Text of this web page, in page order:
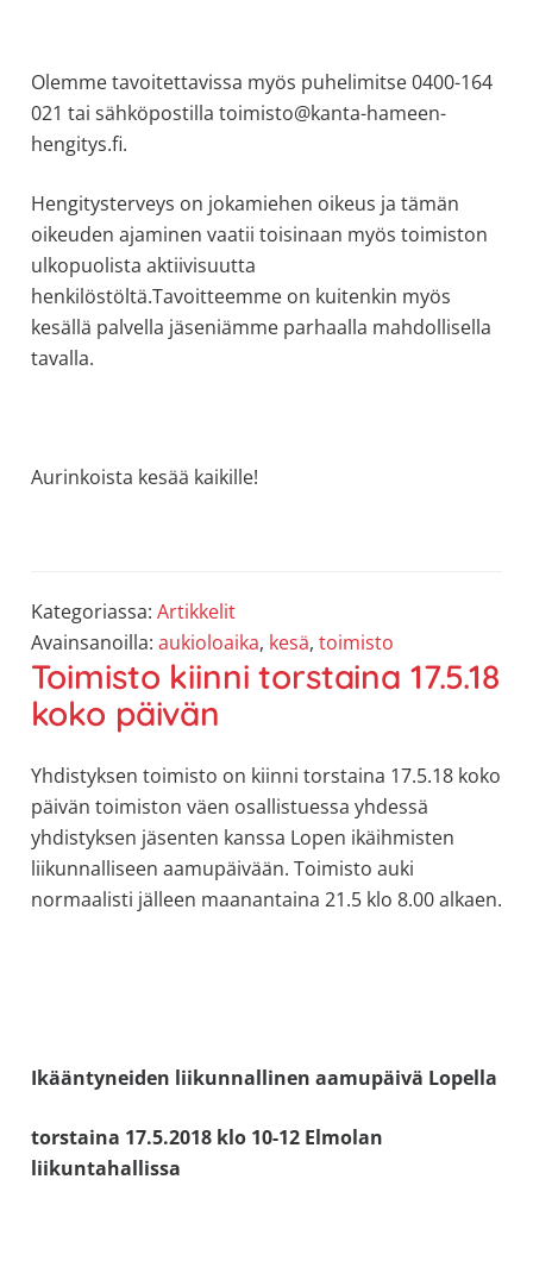
Olemme tavoitettavissa myös puhelimitse 0400-164
021 tai sähköpostilla toimisto@kanta-hameen-
hengitys.fi.
Hengitysterveys on jokamiehen oikeus ja tämän
oikeuden ajaminen vaatii toisinaan myös toimiston
ulkopuolista aktiivisuutta
henkilöstöltä.Tavoitteemme on kuitenkin myös
kesällä palvella jäseniämme parhaalla mahdollisella
tavalla.
Aurinkoista kesää kaikille!
Kategoriassa: Artikkelit
Avainsanoilla: aukioloaika, kesä, toimisto
Toimisto kiinni torstaina 17.5.18
koko päivän
Yhdistyksen toimisto on kiinni torstaina 17.5.18 koko
päivän toimiston väen osallistuessa yhdessä
yhdistyksen jäsenten kanssa Lopen ikäihmisten
liikunnalliseen aamupäivään. Toimisto auki
normaalisti jälleen maanantaina 21.5 klo 8.00 alkaen.
Ikääntyneiden liikunnallinen aamupäivä Lopella
torstaina 17.5.2018 klo 10-12 Elmolan
liikuntahallissa